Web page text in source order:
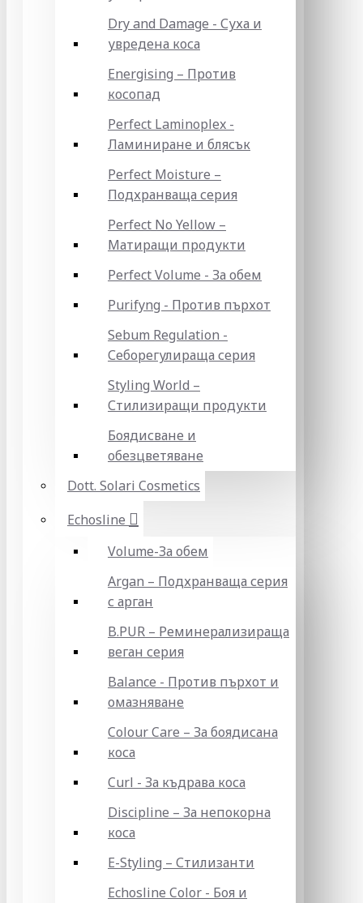
Dry and Damage - Суха и
увредена коса
Energising – Против
косопад
Perfect Laminoplex -
Ламиниране и блясък
Perfect Moisture –
Подхранваща серия
Perfect No Yellow –
Матиращи продукти
Perfect Volume - За обем
Purifyng - Против пърхот
Sebum Regulation -
Себорегулираща серия
Styling World –
Стилизиращи продукти
Боядисване и
обезцветяване
Dott. Solari Cosmetics
Echosline
Volume-За обем
Argan – Подхранваща серия
с арган
B.PUR – Реминерализираща
веган серия
Balance - Против пърхот и
омазняване
Colour Care – За боядисана
коса
Curl - За къдрава коса
Discipline – За непокорна
коса
E-Styling – Стилизанти
Echosline Color - Боя и